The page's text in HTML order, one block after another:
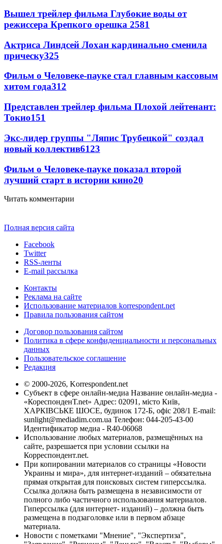
Вышел трейлер фильма Глубокие воды от
режиссера Крепкого орешка 2581
Актриса Линдсей Лохан кардинально сменила
прическу325
Фильм о Человеке-пауке стал главным кассовым
хитом года312
Представлен трейлер фильма Плохой лейтенант:
Токио151
Экс-лидер группы "Ляпис Трубецкой" создал
новый коллектив6123
Фильм о Человеке-пауке показал второй
лучший старт в истории кино20
Читать комментарии
Полная версия сайта
Facebook
Twitter
RSS-ленты
E-mail рассылка
Контакты
Реклама на сайте
Использование материалов korrespondent.net
Правила пользования сайтом
Договор пользования сайтом
Политика в сфере конфиденциальности и персональных
данных
Пользовательское соглашение
Редакция
© 2000-2026, Korrespondent.net
Субъект в сфере онлайн-медиа Название онлайн-медиа -
«КореспонденТ.net» Адрес: 02091, місто Київ,
ХАРКІВСЬКЕ ШОСЕ, будинок 172-Б, офіс 208/1 E-mail:
sunlight@mediadim.com.ua Телефон: 044-205-43-00
Идентификатор медиа - R40-06068
Использование любых материалов, размещённых на
сайте, разрешается при условии ссылки на
Корреспондент.net.
При копировании материалов со страницы «Новости
Украины и мира», для интернет-изданий – обязательна
прямая открытая для поисковых систем гиперссылка.
Ссылка должна быть размещена в независимости от
полного либо частичного использования материалов.
Гиперссылка (для интернет- изданий) – должна быть
размещена в подзаголовке или в первом абзаце
материала.
Новости с пометками "Мнение", "Экспертиза",